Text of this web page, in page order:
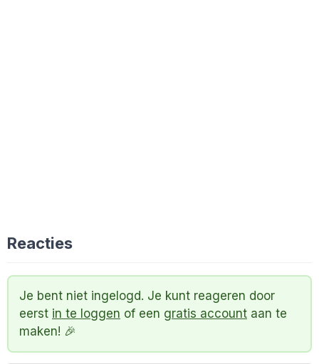
Reacties
Je bent niet ingelogd. Je kunt reageren door
eerst in te loggen of een gratis account aan te
maken! 🎉